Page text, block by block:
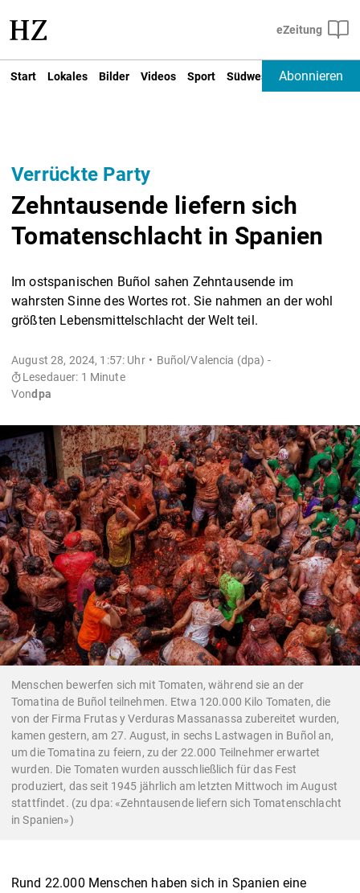
Start Lokales Bilder Videos Sport Südwest Deutschland
Abonnieren
Verrückte Party
Zehntausende liefern sich
Tomatenschlacht in Spanien
Im ostspanischen Buñol sahen Zehntausende im
wahrsten Sinne des Wortes rot. Sie nahmen an der wohl
größten Lebensmittelschlacht der Welt teil.
August 28, 2024, 1:57: Uhr
Buñol/Valencia (dpa) -
Lesedauer: 1 Minute
Vondpa
Menschen bewerfen sich mit Tomaten, während sie an der
Tomatina de Buñol teilnehmen. Etwa 120.000 Kilo Tomaten, die
von der Firma Frutas y Verduras Massanassa zubereitet wurden,
kamen gestern, am 27. August, in sechs Lastwagen in Buñol an,
um die Tomatina zu feiern, zu der 22.000 Teilnehmer erwartet
wurden. Die Tomaten wurden ausschließlich für das Fest
produziert, das seit 1945 jährlich am letzten Mittwoch im August
stattfindet. (zu dpa: «Zehntausende liefern sich Tomatenschlacht
in Spanien»)
Rund 22.000 Menschen haben sich in Spanien eine